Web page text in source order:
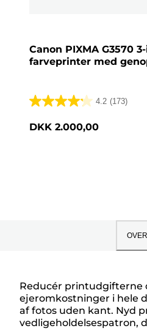
Canon PIXMA G3570
farveprinter med
4.2 (173)
4.2
ud
DKK 2.000,00
Oversigt
Reducér printudgifterne
ejeromkostninger i hele
af fotos uden kant. Nyd
vedligeholdelsespatron,